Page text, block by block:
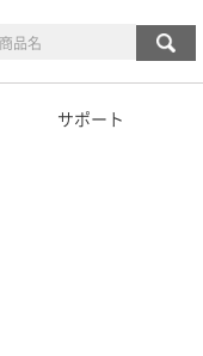
マイペー
カー
サポート